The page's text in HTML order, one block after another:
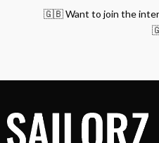
🇬🇧 Want to join the